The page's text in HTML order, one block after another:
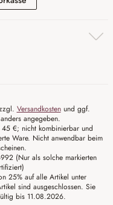
Versandkostenund ggf.
angegeben.
45 €; nicht kombinierbar und
Ware. Nicht anwendbar beim
(Nur als solche markierten
25% auf alle Artikel unter
sind ausgeschlossen. Sie
bis 11.08.2026.